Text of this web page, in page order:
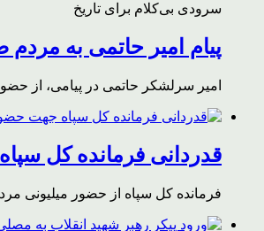
سرودی بی‌کلام برای تاریخ
پیام امیر حاتمی به مردم
امیر سرلشکر حاتمی در پیامی، از
قدردانی فرمانده کل
فرمانده کل سپاه از حضور میلیونی